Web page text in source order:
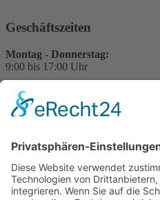
Geschäftszeiten
Montag - Donnerstag:
9:00 bis 17:00 Uhr
Freitag:
Uhr
Für Rückfragen zu
unserer Arbeit stehem
wir Ihnen gerne zur
Verfügung.